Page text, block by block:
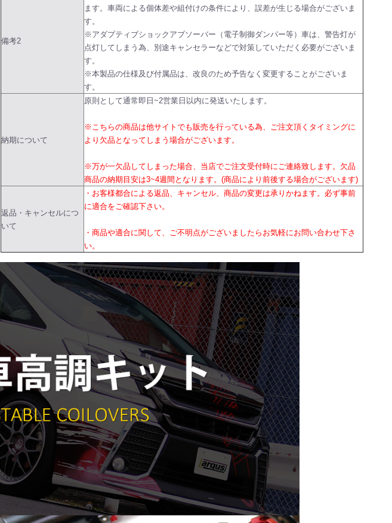
備考2
ます。車両による個体差や組付けの条件により、誤差が生じる場合がございま
す。
※アダプティブショックアブソーバー（電子制御ダンパー等）車は、警告灯が
点灯してしまう為、別途キャンセラーなどで対策していただく必要がございま
す。
※本製品の仕様及び付属品は、改良のため予告なく変更することがございま
す。
納期について
原則として通常即日~2営業日以内に発送いたします。
※こちらの商品は他サイトでも販売を行っている為、ご注文頂くタイミングに
より欠品となってしまう場合がございます。
※万が一欠品してしまった場合、当店でご注文受付時にご連絡致します。欠品
商品の納期目安は3~4週間となります。(商品により前後する場合がございます)
返品・キャンセルにつ
いて
・お客様都合による返品、キャンセル、商品の変更は承りかねます。必ず事前
に適合をご確認下さい。
・商品や適合に関して、ご不明点がございましたらお気軽にお問い合わせ下さ
い。